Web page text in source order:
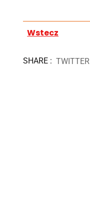
Wstecz
SHARE : TWITTER